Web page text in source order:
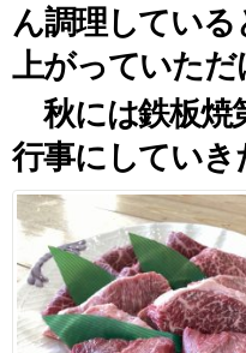
ん調理してい
上がっていただ
秋には鉄板焼
行事にしていき